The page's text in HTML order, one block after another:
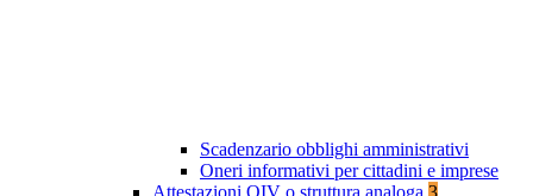
Scadenzario obblighi amministrativi
Oneri informativi per cittadini e imprese